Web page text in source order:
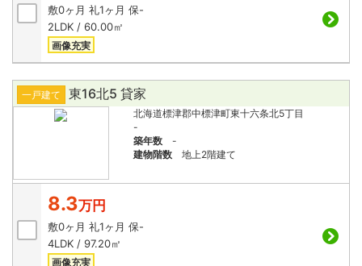
敷0ヶ月 礼1ヶ月 保-
2LDK / 60.00㎡
画像充実
一戸建て 東16北5 貸家
北海道標津郡中標津町東十六条北5丁目
-
築年数
-
建物階数
地上2階建て
8.3万円
敷0ヶ月 礼1ヶ月 保-
4LDK / 97.20㎡
画像充実